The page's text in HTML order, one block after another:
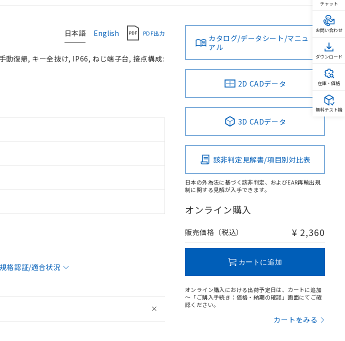
日本語 English PDF出力
復帰, キー全抜け, IP66, ねじ端子台, 接点構成:
規格認証/適合状況
カタログ/データシート/マニュ
アル
2D CADデータ
3D CADデータ
該非判定見解書/項目別対比表
日本の外為法に基づく該非判定、およびEAR再輸出規
制に関する見解が入手できます。
オンライン購入
販売価格（税込） ¥ 2,360
カートに追加
オンライン購入における出荷予定日は、カートに追加
～「ご購入手続き：価格・納期の確認」画面にてご確
認ください。
カートをみる
チャット
お問い合わせ
ダウンロード
在庫・価格
無料テスト機